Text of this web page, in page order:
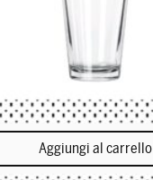
Aggiungi al carrello